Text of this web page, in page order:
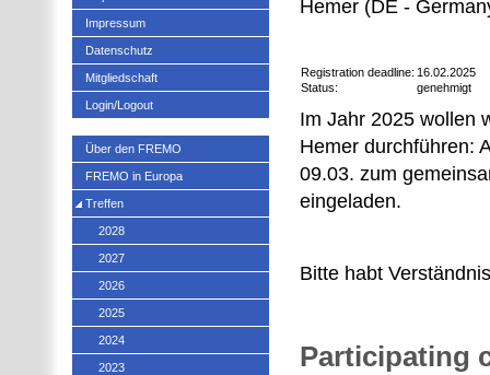
Hemer (DE -
Registration deadline: 16.02.2025
Status:
genehmigt
Im Jahr 2025 wollen
Hemer durchführen:
09.03. zum
eingeladen.
Bitte habt
Participating
Impressum
Datenschutz
Mitgliedschaft
Login/Logout
Über den FREMO
FREMO in Europa
Treffen
2028
2027
2026
2025
2024
2023